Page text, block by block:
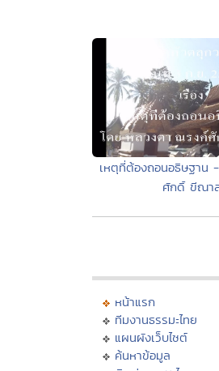
เหตุที่ต้องถอนอธิษฐาน
ศักดิ์ ขีณา
หน้าแรก
ทีมงานธรรมะไทย
แผนผังเว็บไซต์
ค้นหาข้อมูล